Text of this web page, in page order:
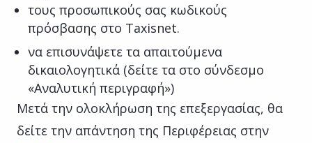
τους προσωπικούς σας κωδικούς
πρόσβασης στο Taxisnet.
να επισυνάψετε τα απαιτούμενα
δικαιολογητικά (δείτε τα στο σύνδεσμο
«Αναλυτική περιγραφή»)
Μετά την ολοκλήρωση της επεξεργασίας, θα
δείτε την απάντηση της Περιφέρειας στην